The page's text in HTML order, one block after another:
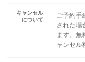
キャンセル
について
ご予約手
された場
ます。無
ャンセル